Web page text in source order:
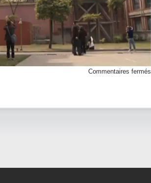
Commentaires fermés